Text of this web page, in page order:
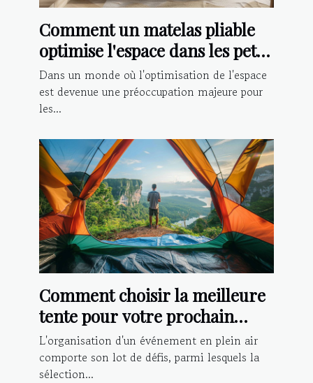
Comment un matelas pliable
optimise l'espace dans les petits
logements
Dans un monde où l'optimisation de l'espace
est devenue une préoccupation majeure pour
les...
Comment choisir la meilleure
tente pour votre prochain
événement extérieur
L'organisation d'un événement en plein air
comporte son lot de défis, parmi lesquels la
sélection...